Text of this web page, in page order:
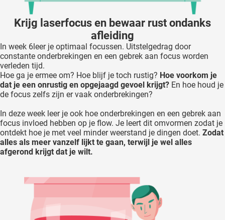
Krijg laserfocus en bewaar rust ondanks
afleiding
In week 6leer je optimaal focussen. Uitstelgedrag door
constante onderbrekingen en een gebrek aan focus worden
verleden tijd.
Hoe ga je ermee om? Hoe blijf je toch rustig? Hoe voorkom je
dat je een onrustig en opgejaagd gevoel krijgt? En hoe houd je
de focus zelfs zijn er vaak onderbrekingen?
In deze week leer je ook hoe onderbrekingen en een gebrek aan
focus invloed hebben op je flow. Je leert dit omvormen zodat je
ontdekt hoe je met veel minder weerstand je dingen doet. Zodat
alles als meer vanzelf lijkt te gaan, terwijl je wel alles
afgerond krijgt dat je wilt.